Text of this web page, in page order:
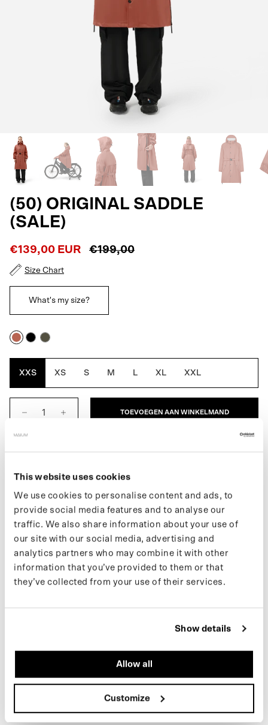
This website uses cookies
We use cookies to personalise content and ads, to
provide social media features and to analyse our
traffic. We also share information about your use of
our site with our social media, advertising and
analytics partners who may combine it with other
information that you’ve provided to them or that
they’ve collected from your use of their services.
Show details
Allow all
Customize
RUSTIC CEDAR
(50) ORIGINAL SADDLE
(SALE)
€139,00 EUR €199,00
Size Chart
What's my size?
RusticBlackArmy
XXS XS S M L XL XXL
TOEVOEGEN AAN WINKELMAND
MAIUM jas, die stijl, functie en ethiek combineert. Dankzij de
kenmerkende MAIUM ritsen verandert de jas eenvoudig in een
poncho voor op de fiets of scooter. De A-lijn vorm en ceintuur in
de taille geven de jas een stijlvolle pasvorm. Gemaakt van 66
gerecyclede PET flessen.
Meer informatie over onze producten vind je op onze support
pagina. Wil je op de hoogte blijven van nieuwe drops en het
nieuwsbrief.